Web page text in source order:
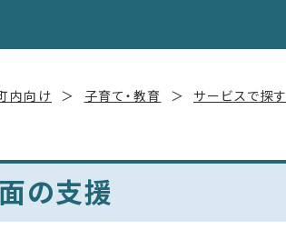
内向け 子育て・教育 サービスで探す
の支援